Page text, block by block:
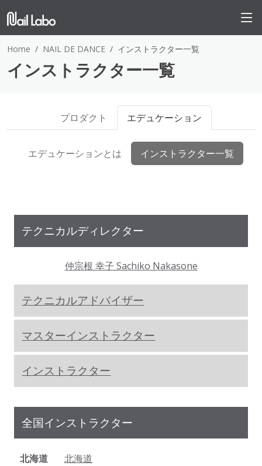
Home NAIL DE DANCE インストラクター一覧
インストラクター一覧
プロダクト エデュケーション
エデュケーションとは インストラクター一覧
テクニカルディレクター
仲宗根 幸子 Sachiko Nakasone
テクニカルアドバイザー
マスターインストラクター
インストラクター
全国インストラクター
北海道
北海道